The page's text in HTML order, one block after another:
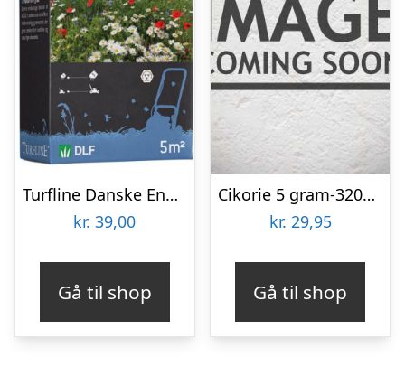
Turfline Danske Engblomster 5 m2
kr. 39,00
Gå til shop
Cikorie 5 gram-3200 frø
kr. 29,95
Gå til shop